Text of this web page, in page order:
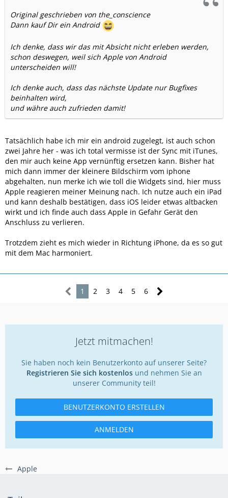
Apple
Original geschrieben von the_conscience
Dann kauf Dir ein Android
Ich denke, dass wir das mit Absicht nicht erleben werden,
schon deswegen, weil sich Apple von Android
unterscheiden will!
Ich denke auch, dass das nächste Update nur Bugfixes
beinhalten wird,
und währe auch zufrieden damit!
Tatsächlich habe ich mir ein android zugelegt, ist auch schon
zwei Jahre her - was ich total vermisse ist der Sync mit iTunes,
den mir auch keine App vernünftig ersetzen kann. Bisher hat
mich dann immer der kleinere Bildschirm vom iphone
abgehalten, nun merke ich wie toll die Widgets sind, hier muss
Apple reagieren meiner Meinung nach. Ich nutze auch ein iPad
und kann deshalb bestätigen, dass iOS leider etwas altbacken
wirkt und ich finde auch dass Apple in Gefahr Gerät den
Anschluss zu verlieren.
Trotzdem zieht es mich wieder in Richtung iPhone, da es so gut
mit dem Mac harmoniert.
1 2 3 4 5 6
Jetzt mitmachen!
Sie haben noch kein Benutzerkonto auf unserer Seite?
Registrieren Sie sich kostenlosund nehmen Sie an
unserer Community teil!
BENUTZERKONTO ERSTELLEN
ANMELDEN